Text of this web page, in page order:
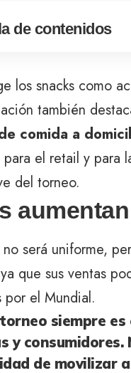
de contenidos
los snacks como
también
comida a
el retail y para
del torneo.
será uniforme,
que sus ventas
por el Mundial.
siempre
y
de movilizar